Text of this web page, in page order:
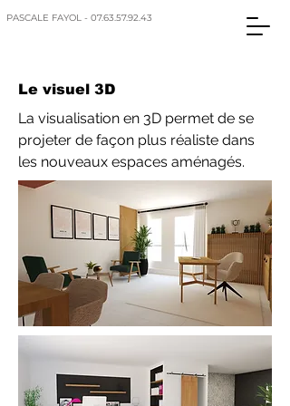
PASCALE FAYOL - 07.63.57.92.43
Le visuel 3D
La visualisation en 3D permet de se
projeter de façon plus réaliste dans
les nouveaux espaces aménagés.